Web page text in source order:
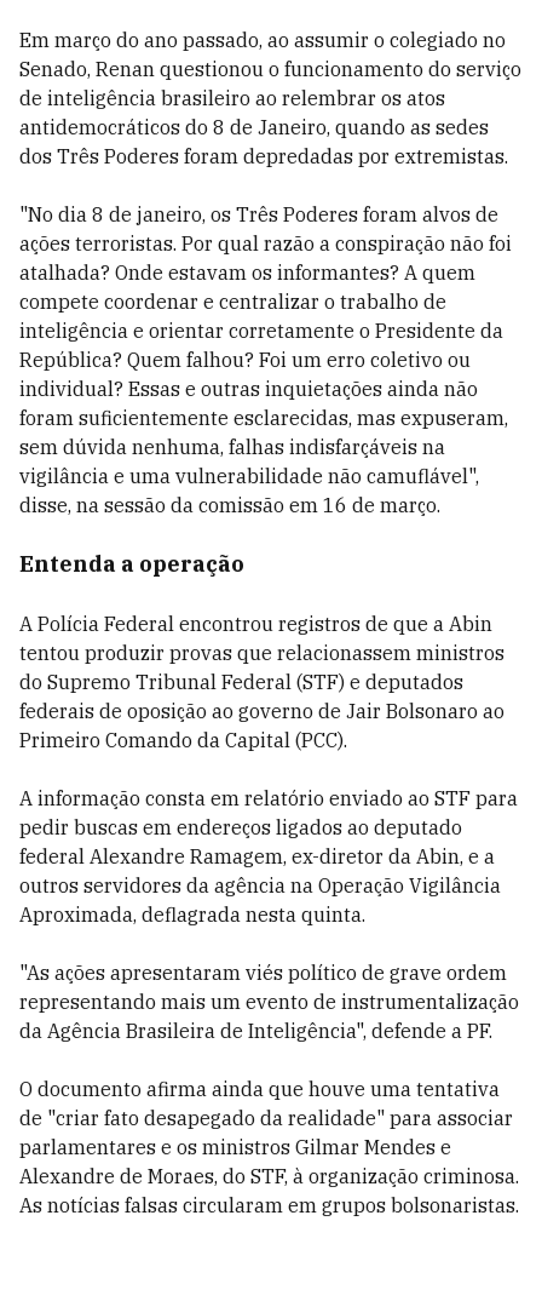
Em março do ano passado, ao assumir o colegiado no
Senado, Renan questionou o funcionamento do serviço
de inteligência brasileiro ao relembrar os atos
antidemocráticos do 8 de Janeiro, quando as sedes
dos Três Poderes foram depredadas por extremistas.
"No dia 8 de janeiro, os Três Poderes foram alvos de
ações terroristas. Por qual razão a conspiração não foi
atalhada? Onde estavam os informantes? A quem
compete coordenar e centralizar o trabalho de
inteligência e orientar corretamente o Presidente da
República? Quem falhou? Foi um erro coletivo ou
individual? Essas e outras inquietações ainda não
foram suficientemente esclarecidas, mas expuseram,
sem dúvida nenhuma, falhas indisfarçáveis na
vigilância e uma vulnerabilidade não camuflável",
disse, na sessão da comissão em 16 de março.
Entenda a operação
A Polícia Federal encontrou registros de que a Abin
tentou produzir provas que relacionassem ministros
do Supremo Tribunal Federal (STF) e deputados
federais de oposição ao governo de Jair Bolsonaro ao
Primeiro Comando da Capital (PCC).
A informação consta em relatório enviado ao STF para
pedir buscas em endereços ligados ao deputado
federal Alexandre Ramagem, ex-diretor da Abin, e a
outros servidores da agência na Operação Vigilância
Aproximada, deflagrada nesta quinta.
"As ações apresentaram viés político de grave ordem
representando mais um evento de instrumentalização
da Agência Brasileira de Inteligência", defende a PF.
O documento afirma ainda que houve uma tentativa
de "criar fato desapegado da realidade" para associar
parlamentares e os ministros Gilmar Mendes e
Alexandre de Moraes, do STF, à organização criminosa.
As notícias falsas circularam em grupos bolsonaristas.